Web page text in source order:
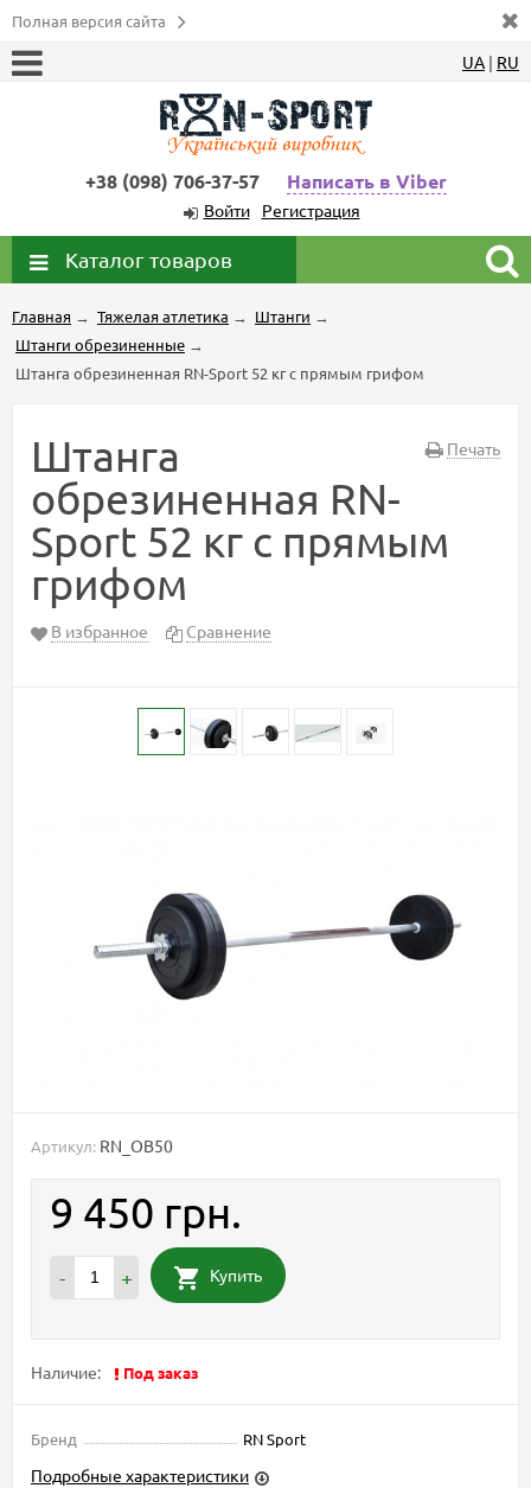
Полная версия сайта
UA | RU
+38 (098) 706-37-57 Написать в Viber
Войти Регистрация
Каталог товаров
Главная → Тяжелая атлетика → Штанги →
Штанги обрезиненные →
Штанга обрезиненная RN-Sport 52 кг с прямым грифом
Печать
Штанга
обрезиненная RN-
Sport 52 кг с прямым
грифом
В избранное Сравнение
Артикул: RN_OB50
9 450 грн.
- + Купить
Наличие: Под заказ
Бренд RN Sport
Подробные характеристики